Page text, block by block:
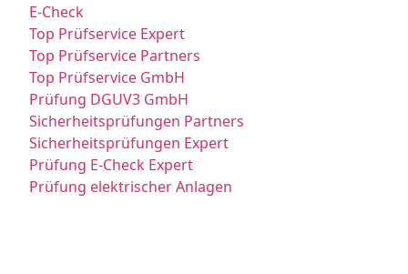
E-Check
Top Prüfservice Expert
Top Prüfservice Partners
Top Prüfservice GmbH
Prüfung DGUV3 GmbH
Sicherheitsprüfungen Partners
Sicherheitsprüfungen Expert
Prüfung E-Check Expert
Prüfung elektrischer Anlagen